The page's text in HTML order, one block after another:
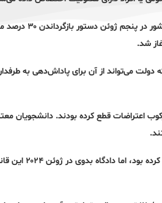
اعتراضات دانشجویی در
می‌تواند از آن برای پاداش‌دهی به
اعتراضات قطع کرده بودند. دانشجویان
دولت نخست وزیر شیخ